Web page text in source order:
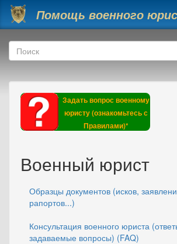
Перейти к основному содержанию
Помощь военного
Форма поиска
Поиск
Задать вопрос военному
юристу (ознакомьтесь с
Правилами)*
Военный юрист
Образцы документов (исков,
рапортов...)
Консультация военного юриста
задаваемые вопросы) (FAQ)